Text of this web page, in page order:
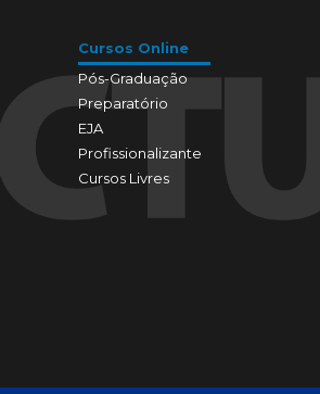
Cursos Online
Pós-Graduação
Preparatório
EJA
Profissionalizante
Cursos Livres